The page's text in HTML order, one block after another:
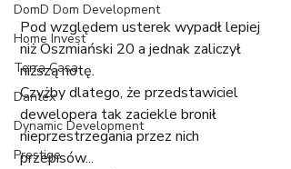
DomD Dom Development
Home Invest
Terra Casa
Dantex
Dynamic Development
Prestige
Pod względem usterek wypadł lepiej
niż Oszmiański 20 a jednak zaliczył
niższą notę.
Czyżby dlatego, że przedstawiciel
dewelopera tak zaciekle bronił
nieprzestrzegania przez nich
przepisów...